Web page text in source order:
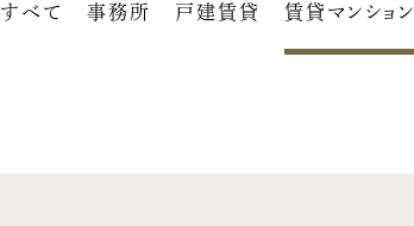
すべて 事務所 戸建賃貸 賃貸マンション